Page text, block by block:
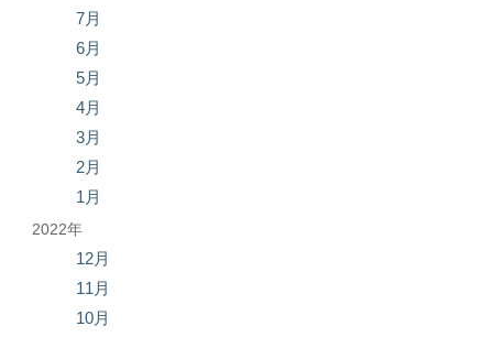
7月
6月
5月
4月
3月
2月
1月
2022年
12月
11月
10月